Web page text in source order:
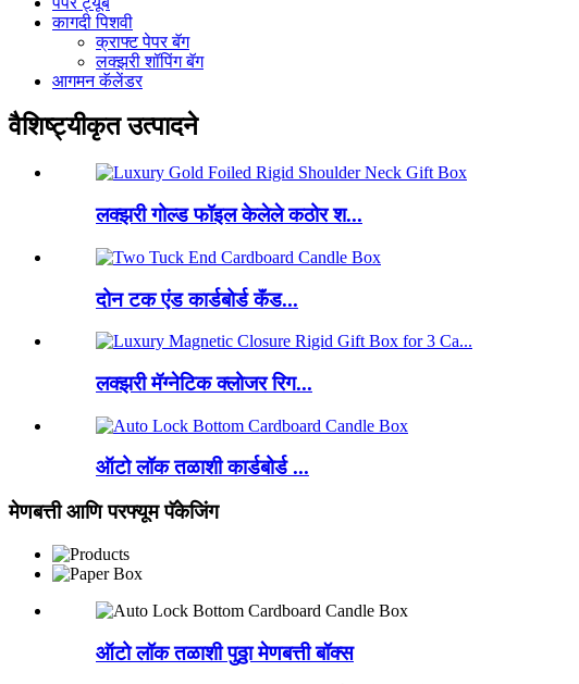
कागदी पिशवी
क्राफ्ट पेपर बॅग
लक्झरी शॉपिंग बॅग
आगमन कॅलेंडर
वैशिष्ट्यीकृत उत्पादने
लक्झरी गोल्ड फॉइल केलेले कठोर श...
दोन टक एंड कार्डबोर्ड कॅंड...
लक्झरी मॅग्नेटिक क्लोजर रिग...
ऑटो लॉक तळाशी कार्डबोर्ड ...
मेणबत्ती आणि परफ्यूम पॅकेजिंग
ऑटो लॉक तळाशी पुठ्ठा मेणबत्ती बॉक्स